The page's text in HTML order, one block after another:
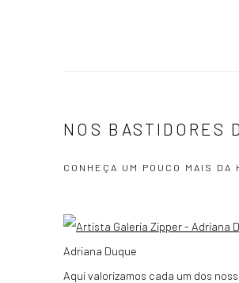
NOS BASTIDORES
CONHEÇA UM POUCO MAIS
Adriana Duque
Aqui valorizamos cada um dos